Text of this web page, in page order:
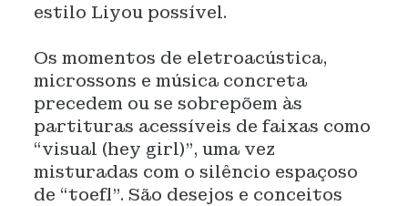
estilo Liyou possível.
Os momentos de eletroacústica,
microssons e música concreta
precedem ou se sobrepõem às
partituras acessíveis de faixas como
“visual (hey girl)”, uma vez
misturadas com o silêncio espaçoso
de “toefl”. São desejos e conceitos